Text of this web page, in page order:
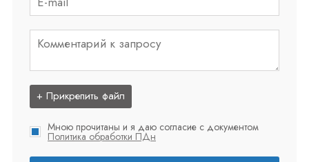
+ Прикрепить файл
Мною прочитаны и я даю согласие с документом
Политика обработки ПДн